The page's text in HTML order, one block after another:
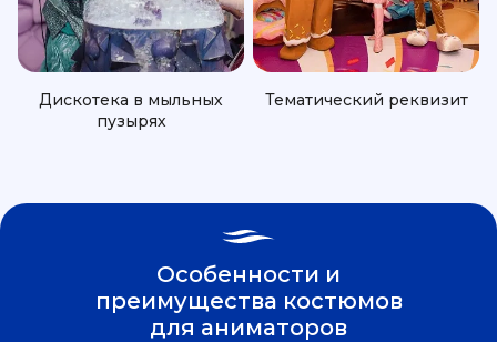
Дискотека в мыльных
пузырях
Тематический реквизит
Особенности и
преимущества костюмов
для аниматоров